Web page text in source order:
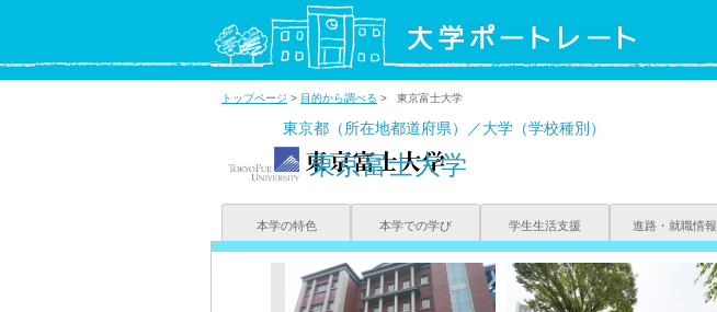
トップページ > 目的から調べる > 東京富士大学
東京都（所在地都道府県）／大学（学校種別）
東京富士大学
本学の特色 本学での学び 学生生活支援 進路・就職情報